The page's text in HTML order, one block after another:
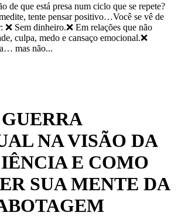
de que está presa num ciclo que se repete?
tente pensar positivo…Você se vê de
❌ Sem dinheiro.❌ Em relações que não
culpa, medo e cansaço emocional.❌
mas não...
NA VISÃO DA
E COMO
SUA MENTE DA